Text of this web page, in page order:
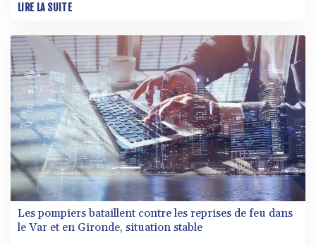
plusieurs femmes, à qui elle impute aussi des liens avec le
européenne.
LIRE LA SUITE
Les pompiers bataillent contre les reprises de feu dans
le Var et en Gironde, situation stable